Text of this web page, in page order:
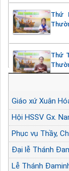
Thứ
Thứ
Giáo xứ Xuân
Hội HSSV Gx.
Phục vụ Thầy,
Đại lễ Thánh
Lễ Thánh